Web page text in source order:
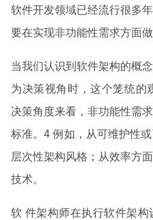
软件开发领域已经流行很多
要在实现非功能性需求方面
当我们认识到软件架构的概
为决策视角时，这个笼统的
决策角度来看，非功能性需
标准。4 例如，从可维护性
层次性架构风格；从效率方
技术。
软 件架构师在执行软件架